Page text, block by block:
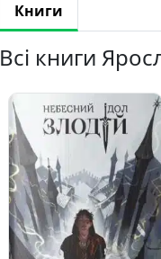
Книги
Всі книги